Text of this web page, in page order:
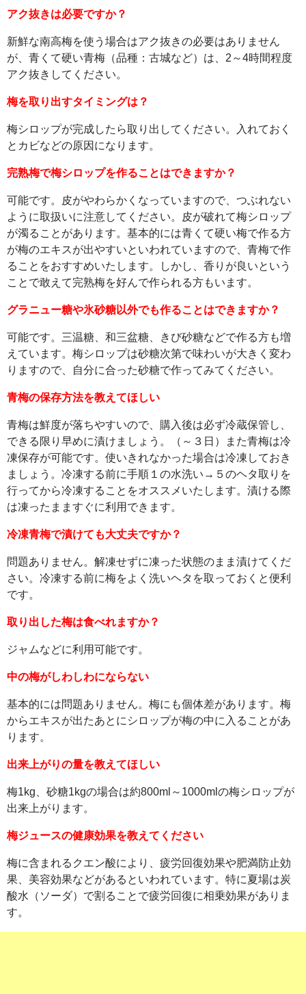
アク抜きは必要ですか？
新鮮な南高梅を使う場合はアク抜きの必要はありません
が、青くて硬い青梅（品種：古城など）は、2～4時間程度
アク抜きしてください。
梅を取り出すタイミングは？
梅シロップが完成したら取り出してください。入れておく
とカビなどの原因になります。
完熟梅で梅シロップを作ることはできますか？
可能です。皮がやわらかくなっていますので、つぶれない
ように取扱いに注意してください。皮が破れて梅シロップ
が濁ることがあります。基本的には青くて硬い梅で作る方
が梅のエキスが出やすいといわれていますので、青梅で作
ることをおすすめいたします。しかし、香りが良いという
ことで敢えて完熟梅を好んで作られる方もいます。
グラニュー糖や氷砂糖以外でも作ることはできますか？
可能です。三温糖、和三盆糖、きび砂糖などで作る方も増
えています。梅シロップは砂糖次第で味わいが大きく変わ
りますので、自分に合った砂糖で作ってみてください。
青梅の保存方法を教えてほしい
青梅は鮮度が落ちやすいので、購入後は必ず冷蔵保管し、
できる限り早めに漬けましょう。（～３日）また青梅は冷
凍保存が可能です。使いきれなかった場合は冷凍しておき
ましょう。冷凍する前に手順１の水洗い→５のヘタ取りを
行ってから冷凍することをオススメいたします。漬ける際
は凍ったまますぐに利用できます。
冷凍青梅で漬けても大丈夫ですか？
問題ありません。解凍せずに凍った状態のまま漬けてくだ
さい。冷凍する前に梅をよく洗いヘタを取っておくと便利
です。
取り出した梅は食べれますか？
ジャムなどに利用可能です。
中の梅がしわしわにならない
基本的には問題ありません。梅にも個体差があります。梅
からエキスが出たあとにシロップが梅の中に入ることがあ
ります。
出来上がりの量を教えてほしい
梅1kg、砂糖1kgの場合は約800ml～1000mlの梅シロップが
出来上がります。
梅ジュースの健康効果を教えてください
梅に含まれるクエン酸により、疲労回復効果や肥満防止効
果、美容効果などがあるといわれています。特に夏場は炭
酸水（ソーダ）で割ることで疲労回復に相乗効果がありま
す。